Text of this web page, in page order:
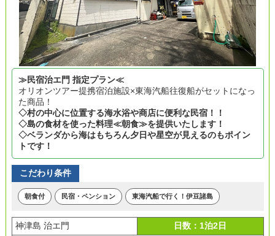
≫民宿治エ門 指定プラン≪
オリオンツアー提携宿泊施設×東海汽船往復船がセットになっ
た商品！
◇村の中心に位置する海水浴や商店に便利な民宿！！
◇島の食材を使った料理≪朝食≫を提供いたします！
◇ベランダから海はもちろん夕日や星空が見えるのもポイン
トです！
こだわり条件
朝食付 民宿・ペンション 東海汽船で行く！伊豆諸島
神津島 治エ門
日数：1泊2日